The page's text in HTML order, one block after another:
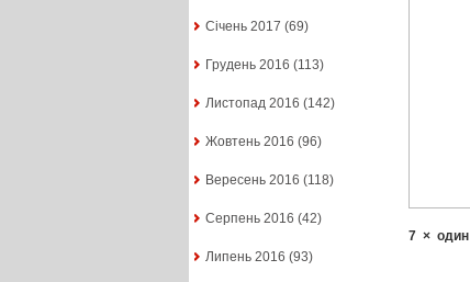
Січень 2017 (69)
Грудень 2016 (113)
Листопад 2016 (142)
Жовтень 2016 (96)
Вересень 2016 (118)
Серпень 2016 (42)
Липень 2016 (93)
7 × один